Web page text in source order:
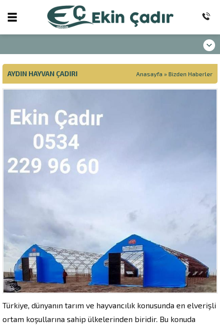
AYDIN HAYVAN ÇADIRI Anasayfa » Bizden Haberler
Türkiye, dünyanın tarım ve hayvancılık konusunda en elverişli
ortam koşullarına sahip ülkelerinden biridir. Bu konuda